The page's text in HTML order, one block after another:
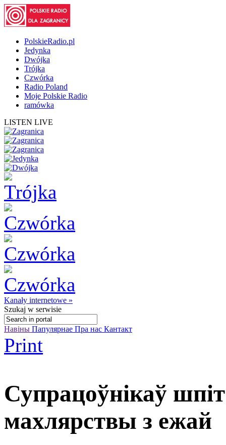
PolskieRadio.pl
Jedynka
Dwójka
Trójka
Czwórka
Radio Poland
Moje Polskie Radio
ramówka
LISTEN LIVE
Kanały internetowe »
Szukaj w serwisie
Навіны Папулярнае Пра нас Кантакт
Print
Супрацоўнікаў
махлярствы з ежай